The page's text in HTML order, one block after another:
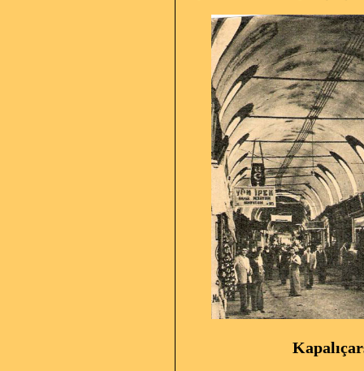
Kapalıçarşının